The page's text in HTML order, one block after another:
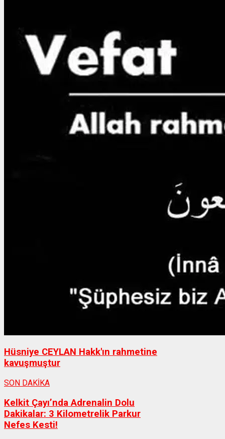
Hüsniye CEYLAN Hakk'ın rahmetine
kavuşmuştur
SON DAKİKA
Kelkit Çayı’nda Adrenalin Dolu
Dakikalar: 3 Kilometrelik Parkur
Nefes Kesti!